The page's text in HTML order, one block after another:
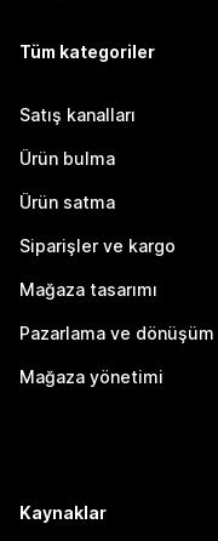
Tüm kategoriler
Satış kanalları
Ürün bulma
Ürün satma
Siparişler ve kargo
Mağaza tasarımı
Pazarlama ve dönüşüm
Mağaza yönetimi
Kaynaklar